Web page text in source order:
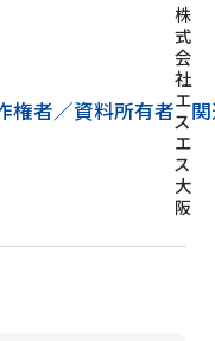
権者／資料所有者
株
式
会
社
エ
ス
エ
ス
大
阪